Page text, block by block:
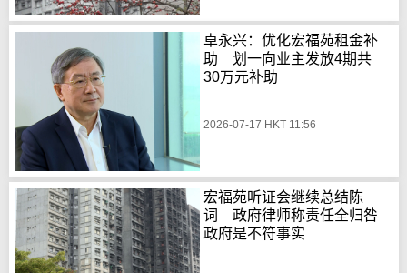
卓永兴：优化宏福苑租金补
助 划一向业主发放4期共
30万元补助
2026-07-17 HKT 11:56
宏福苑听证会继续总结陈
词 政府律师称责任全归咎
政府是不符事实